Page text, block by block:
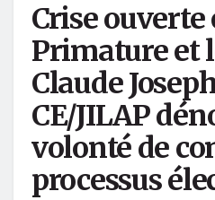
Crise
Primature et
Claude
CE/JILAP
volonté de
processus